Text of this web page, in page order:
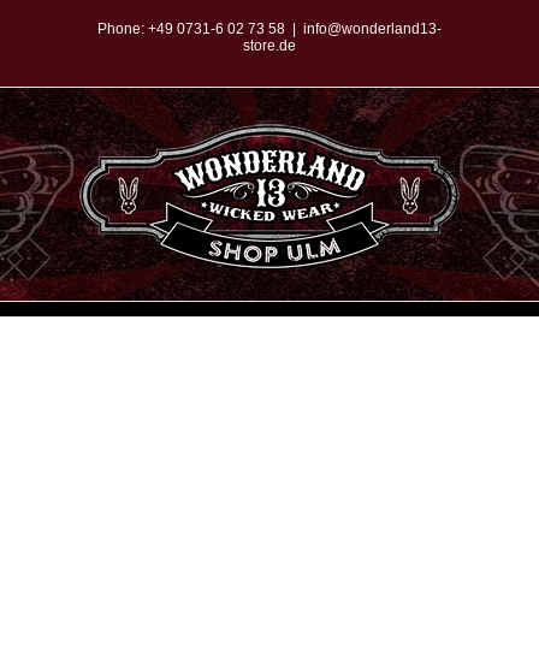
springen
Phone: +49 0731-6 02 73 58
info@wonderland13-
store.de